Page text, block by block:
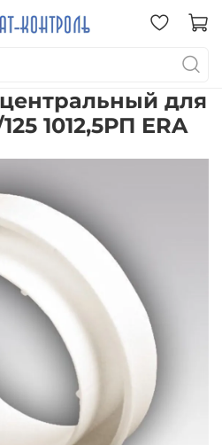
для
1012,5РП ERA